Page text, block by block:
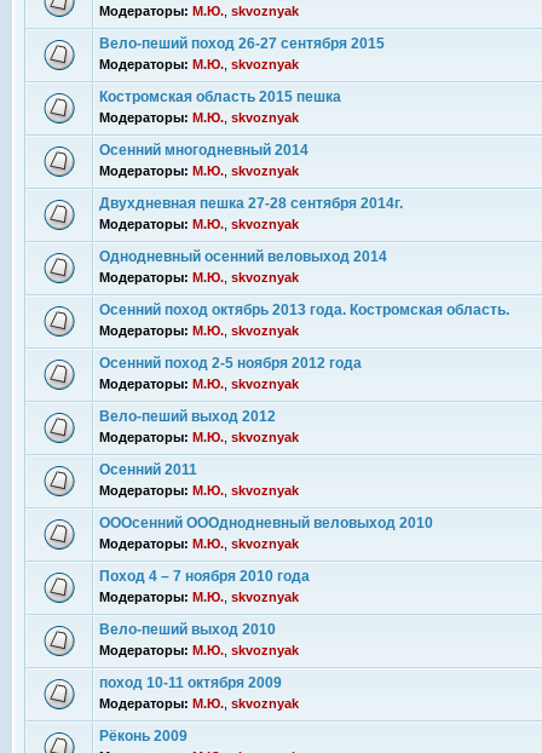
Модераторы: М.Ю. skvoznyak
Вело-пеший поход 26-27 сентября 2015
Модераторы: М.Ю. skvoznyak
Костромская область 2015 пешка
Модераторы: М.Ю. skvoznyak
Осенний многодневный 2014
Модераторы: М.Ю. skvoznyak
Двухдневная пешка 27-28 сентября 2014г.
Модераторы: М.Ю. skvoznyak
Однодневный осенний веловыход 2014
Модераторы: М.Ю. skvoznyak
Осенний поход октябрь 2013 года. Костромская область.
Модераторы: М.Ю. skvoznyak
Осенний поход 2-5 ноября 2012 года
Модераторы: М.Ю. skvoznyak
Вело-пеший выход 2012
Модераторы: М.Ю. skvoznyak
Осенний 2011
Модераторы: М.Ю. skvoznyak
ОООсенний ОООднодневный веловыход 2010
Модераторы: М.Ю. skvoznyak
Поход 4 – 7 ноября 2010 года
Модераторы: М.Ю. skvoznyak
Вело-пеший выход 2010
Модераторы: М.Ю. skvoznyak
поход 10-11 октября 2009
Модераторы: М.Ю. skvoznyak
Рёконь 2009